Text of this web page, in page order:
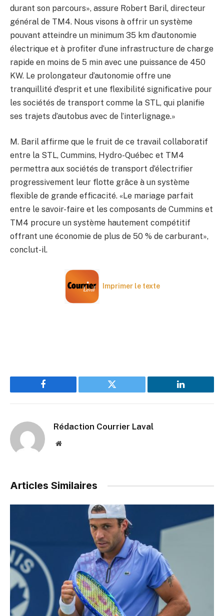
durant son parcours», assure Robert Baril, directeur
général de TM4. Nous visons à offrir un système
pouvant atteindre un minimum 35 km d’autonomie
électrique et à profiter d’une infrastructure de charge
rapide en moins de 5 min avec une puissance de 450
KW. Le prolongateur d’autonomie offre une
tranquillité d’esprit et une flexibilité significative pour
les sociétés de transport comme la STL, qui planifie
ses trajets d’autobus avec de l’interlignage.»
M. Baril affirme que le fruit de ce travail collaboratif
entre la STL, Cummins, Hydro-Québec et TM4
permettra aux sociétés de transport d’électrifier
progressivement leur flotte grâce à un système
flexible de grande efficacité. «Le mariage parfait
entre le savoir-faire et les composants de Cummins et
TM4 procure un système hautement compétitif
offrant une économie de plus de 50 % de carburant»,
conclut-il.
Imprimer le texte
Facebook Twitter LinkedIn
Rédaction Courrier Laval
Website
Articles Similaires